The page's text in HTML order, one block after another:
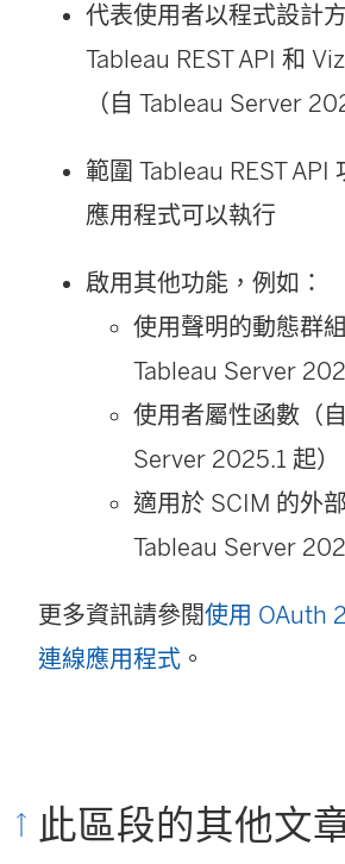
代表使用者以程式設計
Tableau REST API 和
（自 Tableau Server
範圍 Tableau REST API
應用程式可以執行
啟用其他功能，例如：
使用聲明的動態群
Tableau Server
使用者屬性函數（
Server 2025.1 起）
適用於 SCIM 的外
Tableau Server
更多資訊請參閱使用 OAuth
連線應用程式 。
此區段的其他文